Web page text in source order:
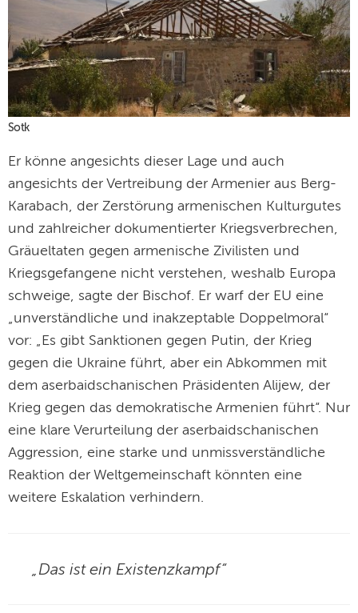
Sotk
Er könne angesichts dieser Lage und auch
angesichts der Vertreibung der Armenier aus Berg-
Karabach, der Zerstörung armenischen Kulturgutes
und zahlreicher dokumentierter Kriegsverbrechen,
Gräueltaten gegen armenische Zivilisten und
Kriegsgefangene nicht verstehen, weshalb Europa
schweige, sagte der Bischof. Er warf der EU eine
„unverständliche und inakzeptable Doppelmoral“
vor: „Es gibt Sanktionen gegen Putin, der Krieg
gegen die Ukraine führt, aber ein Abkommen mit
dem aserbaidschanischen Präsidenten Alijew, der
Krieg gegen das demokratische Armenien führt“. Nur
eine klare Verurteilung der aserbaidschanischen
Aggression, eine starke und unmissverständliche
Reaktion der Weltgemeinschaft könnten eine
weitere Eskalation verhindern.
„Das ist ein Existenzkampf“